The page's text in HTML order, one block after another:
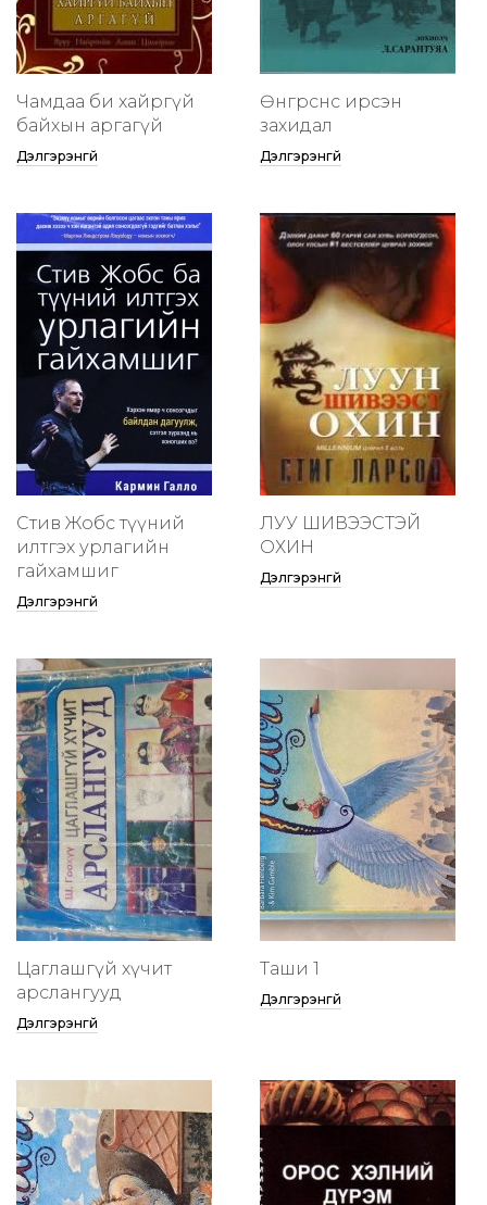
Чамдаа би хайргүй
байхын аргагүй
Дэлгэрэнгүй
Өнгөрснөөс ирсэн
захидал
Дэлгэрэнгүй
Стив Жобс түүний
илтгэх урлагийн
гайхамшиг
Дэлгэрэнгүй
ЛУУ ШИВЭЭСТЭЙ
ОХИН
Дэлгэрэнгүй
Цаглашгүй хүчит
арслангууд
Дэлгэрэнгүй
Таши 1
Дэлгэрэнгүй